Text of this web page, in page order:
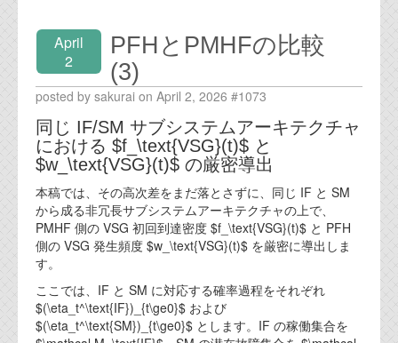
April
2
PFHとPMHFの比較
(3)
posted by sakurai on April 2, 2026 #1073
同じ IF/SM サブシステムアーキテクチャ
における $f_\text{VSG}(t)$ と
$w_\text{VSG}(t)$ の厳密導出
本稿では、その高次差をまだ落とさずに、同じ IF と SM
から成る非冗長サブシステムアーキテクチャの上で、
PMHF 側の VSG 初回到達密度 $f_\text{VSG}(t)$ と PFH
側の VSG 発生頻度 $w_\text{VSG}(t)$ を厳密に導出しま
す。
ここでは、IF と SM に対応する確率過程をそれぞれ
$(\eta_t^\text{IF})_{t\ge0}$ および
$(\eta_t^\text{SM})_{t\ge0}$ とします。IF の稼働集合を